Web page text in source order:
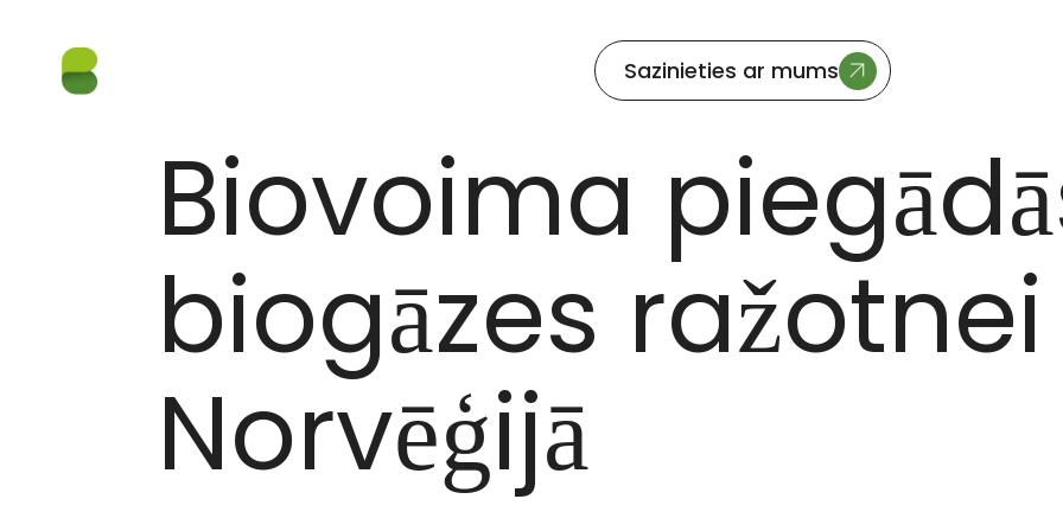
Sazinieties ar mums
Biovoima
biogāzes ražotnei
Norvēģijā